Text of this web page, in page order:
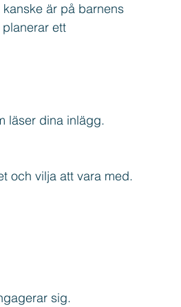
är på barnens
ett
läser dina inlägg.
och vilja att vara med.
sig.